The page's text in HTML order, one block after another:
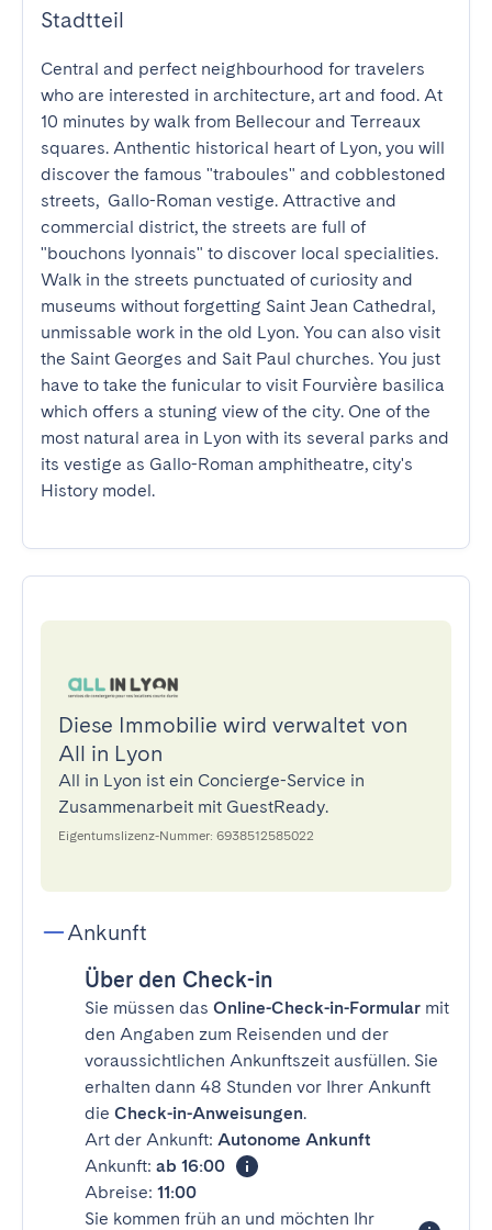
Stadtteil
Central and perfect neighbourhood for travelers
who are interested in architecture, art and food. At
10 minutes by walk from Bellecour and Terreaux
squares. Anthentic historical heart of Lyon, you will
discover the famous "traboules" and cobblestoned
streets,  Gallo-Roman vestige. Attractive and
commercial district, the streets are full of
"bouchons lyonnais" to discover local specialities.
Walk in the streets punctuated of curiosity and
museums without forgetting Saint Jean Cathedral,
unmissable work in the old Lyon. You can also visit
the Saint Georges and Sait Paul churches. You just
have to take the funicular to visit Fourvière basilica
which offers a stuning view of the city. One of the
most natural area in Lyon with its several parks and
its vestige as Gallo-Roman amphitheatre, city's
History model.
Diese Immobilie wird verwaltet von
All in Lyon
All in Lyon ist ein Concierge-Service in
Zusammenarbeit mit GuestReady.
Eigentumslizenz-Nummer: 6938512585022
Ankunft
Über den Check-in
Sie müssen das Online-Check-in-Formular mit
den Angaben zum Reisenden und der
voraussichtlichen Ankunftszeit ausfüllen. Sie
erhalten dann 48 Stunden vor Ihrer Ankunft
die Check-in-Anweisungen.
Art der Ankunft: Autonome Ankunft
Ankunft: ab 16:00
Abreise: 11:00
Sie kommen früh an und möchten Ihr